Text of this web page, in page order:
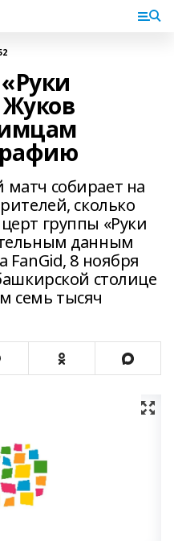
Жуков
собирает на
сколько
группы «Руки
данным
FanGid, 8 ноября
столице
семь тысяч